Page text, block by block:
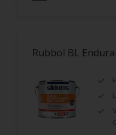
Rubbol BL